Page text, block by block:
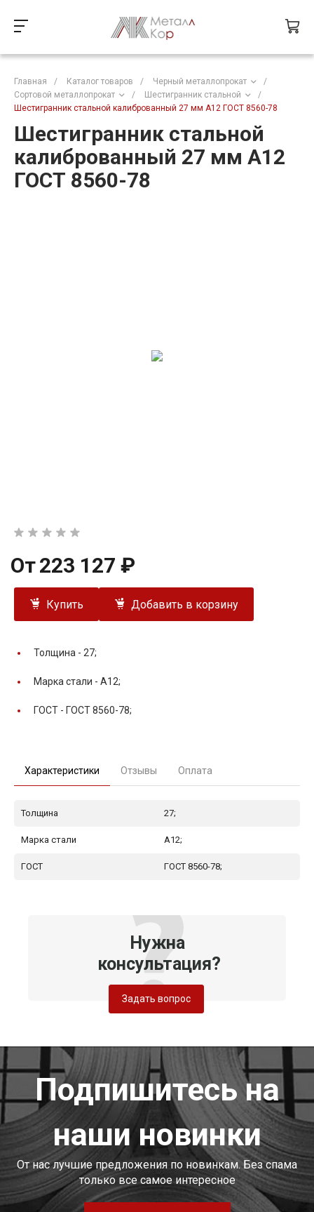
Главная / Каталог товаров / Черный металлопрокат
/
Сортовой металлопрокат
/ Шестигранник стальной
/
Шестигранник стальной калиброванный 27 мм А12 ГОСТ 8560-78
Шестигранник стальной
калиброванный 27 мм А12
ГОСТ 8560-78
От223 127 ₽
Купить Добавить в корзину
Толщина - 27;
Марка стали - А12;
ГОСТ - ГОСТ 8560-78;
Характеристики Отзывы Оплата
Толщина 27;
Марка стали А12;
ГОСТ ГОСТ 8560-78;
Нужна
консультация?
Задать вопрос
Подпишитесь на
наши новинки
От нас лучшие предложения по новинкам. Без спама
только все самое интересное